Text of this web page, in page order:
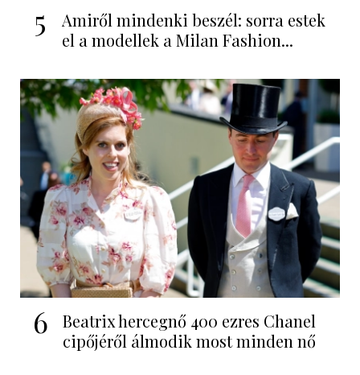
5
Amiről mindenki beszél: sorra estek
el a modellek a Milan Fashion...
6
Beatrix hercegnő 400 ezres Chanel
cipőjéről álmodik most minden nő